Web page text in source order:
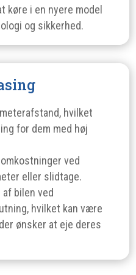
køre i en nyere model
og sikkerhed.
hvilket
for dem med høj
ved
eller slidtage.
bilen ved
hvilket kan være
ønsker at eje deres